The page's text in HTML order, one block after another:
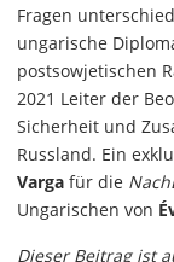
Fragen
ungarische
postsowjetischen
2021 Leiter der
Sicherheit und
Russland. Ein
Varga für die
Ungarischen von
Dieser Beitrag ist